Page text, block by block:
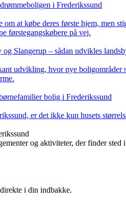
i Frederikssund
om at købe deres første hjem, men
førstegangskøbere på vej.
Slangerup – sådan udvikles
udvikling, hvor nye
bolig i Frederikssund
er det ikke kun husets
og aktiviteter, der finder
i din indbakke.